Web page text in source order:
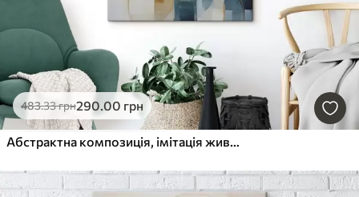
483.33грн290.00 грн
Абстрактна композиція, імітація живопису